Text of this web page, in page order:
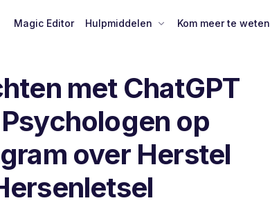
Magic Editor Hulpmiddelen Kom meer te weten
met ChatGPT
op
over Herstel